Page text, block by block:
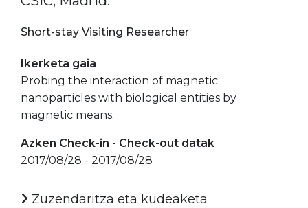
Short-stay Visiting Researcher
Ikerketa gaia
Probing the interaction of magnetic
nanoparticles with biological entities by
magnetic means.
Azken Check-in - Check-out datak
2017/08/28 - 2017/08/28
Zuzendaritza eta kudeaketa